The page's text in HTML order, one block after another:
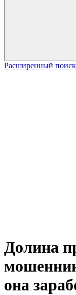
Расширенный поиск
Долина
она